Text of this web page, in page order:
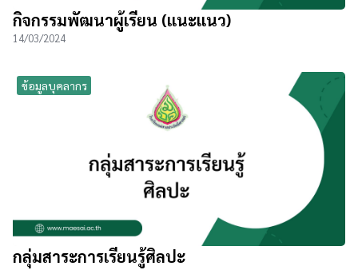
กิจกรรมพัฒนาผู้เรียน (แนะแนว)
14/03/2024
ข้อมูลบุคลากร
กลุ่มสาระการเรียนรู้ศิลปะ